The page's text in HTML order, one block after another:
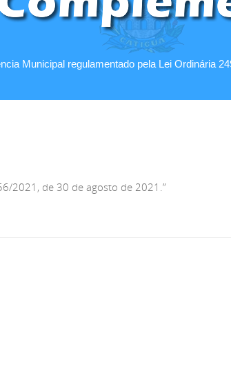
Municipal regulamentado pela Lei Ordinária
2021, de 30 de agosto de 2021.”